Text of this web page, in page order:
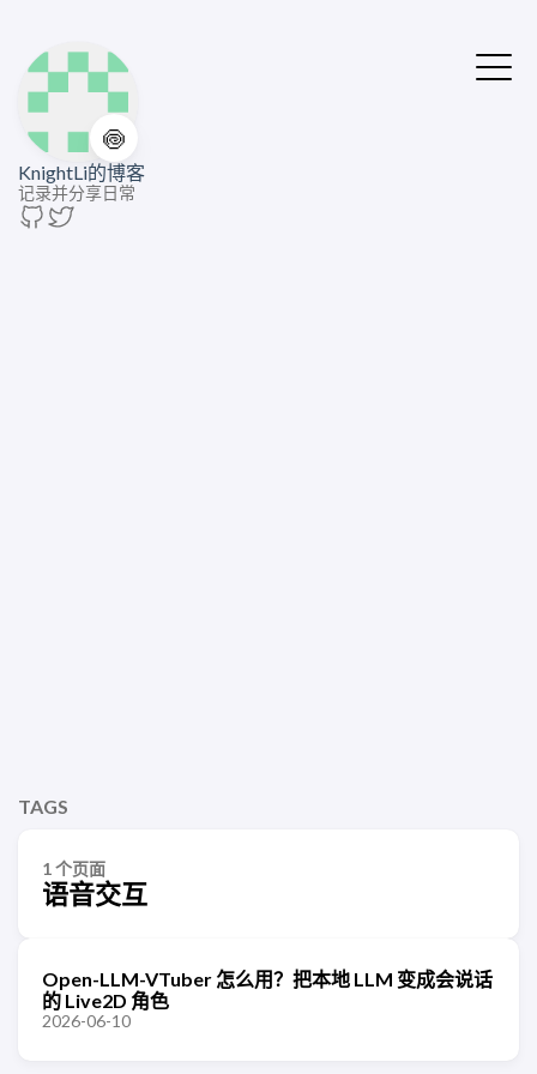
🍥
KnightLi的博客
记录并分享日常
TAGS
1 个页面
语音交互
Open-LLM-VTuber 怎么用？把本地 LLM 变成会说话
的 Live2D 角色
2026-06-10